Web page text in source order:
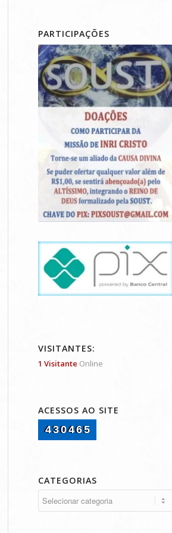
PARTICIPAÇÕES
VISITANTES:
1 Visitante Online
ACESSOS AO SITE
430465
CATEGORIAS